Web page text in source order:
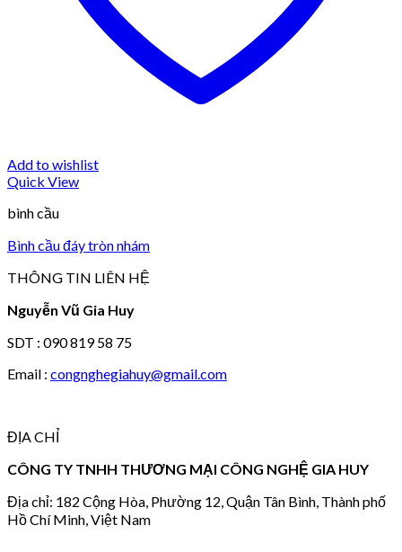
Add to wishlist
Quick View
bình cầu
Bình cầu đáy tròn nhám
THÔNG TIN LIÊN HỆ
Nguyễn Vũ Gia Huy
SDT : 090 819 58 75
Email : congnghegiahuy@gmail.com
ĐỊA CHỈ
CÔNG TY TNHH THƯƠNG MẠI CÔNG NGHỆ GIA HUY
Địa chỉ: 182 Cộng Hòa, Phường 12, Quận Tân Bình, Thành phố
Hồ Chí Minh, Việt Nam